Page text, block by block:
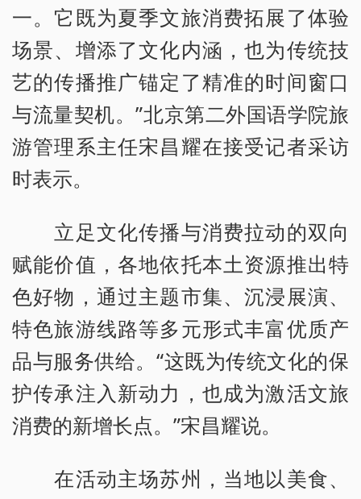
一。它既为夏季文旅消费拓展了体验
场景、增添了文化内涵，也为传统技
艺的传播推广锚定了精准的时间窗口
与流量契机。”北京第二外国语学院旅
游管理系主任宋昌耀在接受记者采访
时表示。
立足文化传播与消费拉动的双向
赋能价值，各地依托本土资源推出特
色好物，通过主题市集、沉浸展演、
特色旅游线路等多元形式丰富优质产
品与服务供给。“这既为传统文化的保
护传承注入新动力，也成为激活文旅
消费的新增长点。”宋昌耀说。
在活动主场苏州，当地以美食、